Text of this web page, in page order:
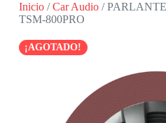
Inicio/Car Audio/
TSM-800PRO
¡AGOTADO!